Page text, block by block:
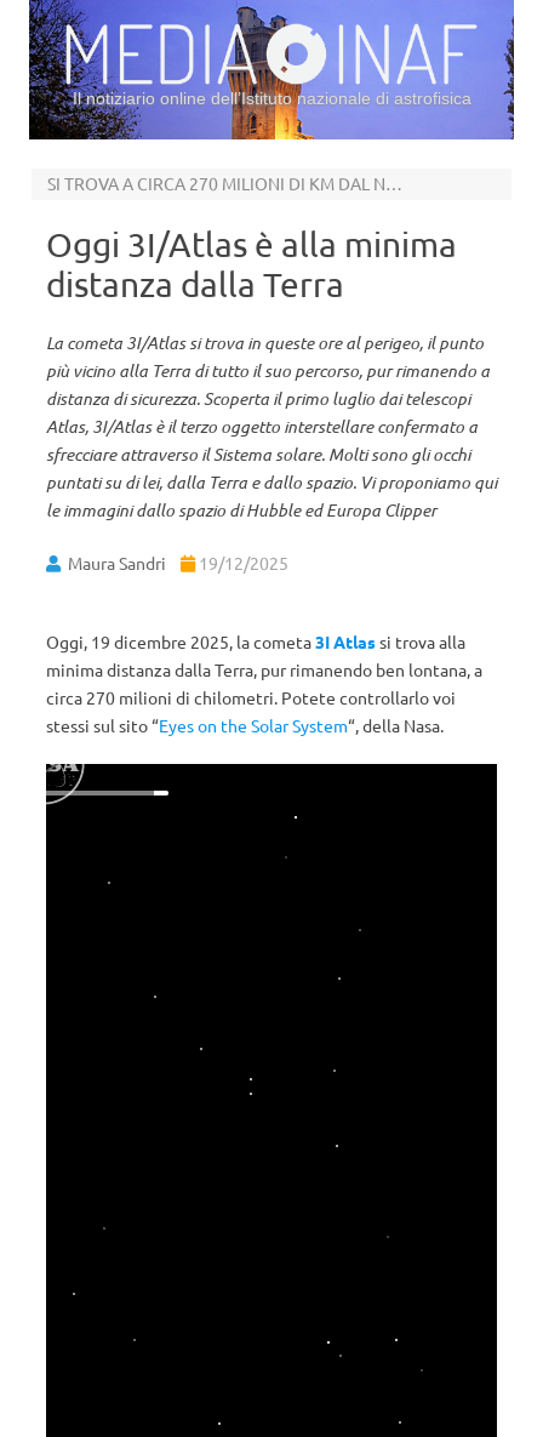
Il notiziario online dell’Istituto nazionale di astrofisica
SI TROVA A CIRCA 270 MILIONI DI KM DAL NOSTRO PIANETA
Oggi 3I/Atlas è alla minima
distanza dalla Terra
La cometa 3I/Atlas si trova in queste ore al perigeo, il punto
più vicino alla Terra di tutto il suo percorso, pur rimanendo a
distanza di sicurezza. Scoperta il primo luglio dai telescopi
Atlas, 3I/Atlas è il terzo oggetto interstellare confermato a
sfrecciare attraverso il Sistema solare. Molti sono gli occhi
puntati su di lei, dalla Terra e dallo spazio. Vi proponiamo qui
le immagini dallo spazio di Hubble ed Europa Clipper
Maura Sandri 19/12/2025
Oggi, 19 dicembre 2025, la cometa3I Atlassi trova alla
minima distanza dalla Terra, pur rimanendo ben lontana, a
circa 270 milioni di chilometri. Potete controllarlo voi
stessi sul sito “Eyes on the Solar System“, della Nasa.